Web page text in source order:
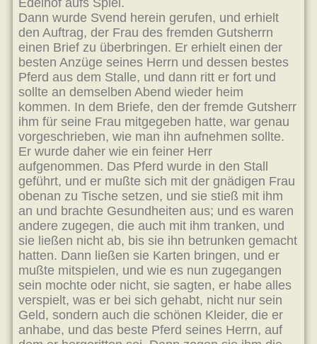
Edelhof aufs Spiel.
Dann wurde Svend herein gerufen, und erhielt
den Auftrag, der Frau des fremden Gutsherrn
einen Brief zu überbringen. Er erhielt einen der
besten Anzüge seines Herrn und dessen bestes
Pferd aus dem Stalle, und dann ritt er fort und
sollte an demselben Abend wieder heim
kommen. In dem Briefe, den der fremde Gutsherr
ihm für seine Frau mitgegeben hatte, war genau
vorgeschrieben, wie man ihn aufnehmen sollte.
Er wurde daher wie ein feiner Herr
aufgenommen. Das Pferd wurde in den Stall
geführt, und er mußte sich mit der gnädigen Frau
obenan zu Tische setzen, und sie stieß mit ihm
an und brachte Gesundheiten aus; und es waren
andere zugegen, die auch mit ihm tranken, und
sie ließen nicht ab, bis sie ihn betrunken gemacht
hatten. Dann ließen sie Karten bringen, und er
mußte mitspielen, und wie es nun zugegangen
sein mochte oder nicht, sie sagten, er habe alles
verspielt, was er bei sich gehabt, nicht nur sein
Geld, sondern auch die schönen Kleider, die er
anhabe, und das beste Pferd seines Herrn, auf